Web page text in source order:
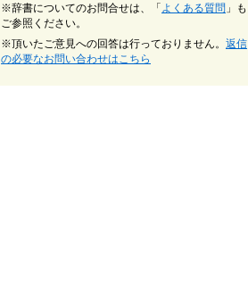
※辞書についてのお問合せは、「 よくある質問 」も
ご参照ください。
※頂いたご意見への回答は行っておりません。 返信
の必要なお問い合わせはこちら